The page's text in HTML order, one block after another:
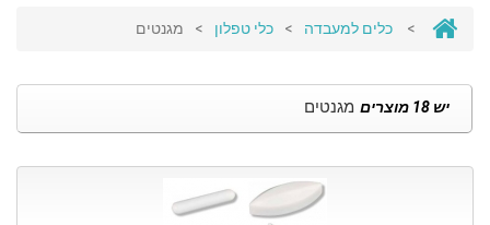
> כלים למעבדה > כלי טפלון > מגנטים
מגנטים יש 18 מוצרים